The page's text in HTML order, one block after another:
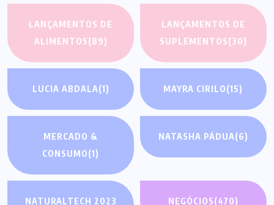
LANÇAMENTOS DE
ALIMENTOS(89)
LANÇAMENTOS DE
SUPLEMENTOS(30)
LUCIA ABDALA(1) MAYRA CIRILO(15)
MERCADO &
CONSUMO(1)
NATASHA PÁDUA(6)
NATURALTECH 2023 NEGÓCIOS(470)